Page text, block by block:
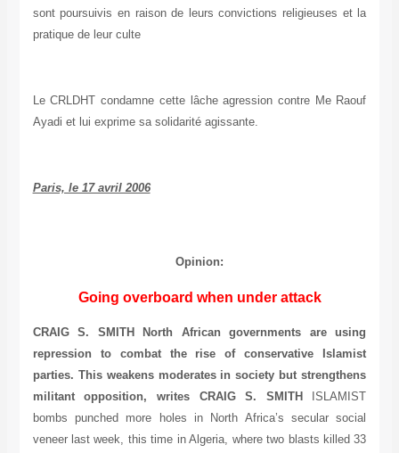
sont poursuivis en raison de leurs convictions religieuses et la
pratique de leur culte
Le CRLDHT condamne cette lâche agression contre Me Raouf
Ayadi et lui exprime sa solidarité agissante.
Paris, le 17 avril 2006
Opinion:
Going overboard when under attack
CRAIG S. SMITH
North African governments are using
repression to combat the rise of conservative Islamist
parties. This weakens moderates in society but strengthens
militant opposition, writes CRAIG S. SMITH
ISLAMIST
bombs punched more holes in North Africa’s secular social
veneer last week, this time in Algeria, where two blasts killed 33